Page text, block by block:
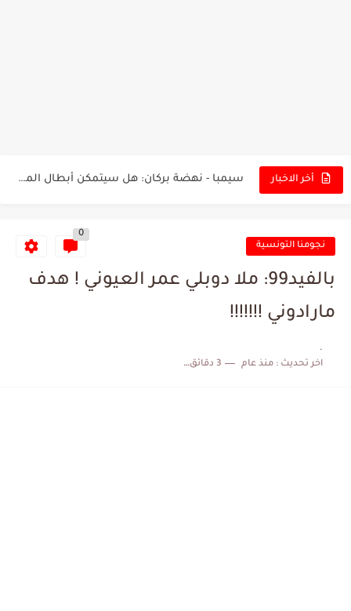
أخر الاخبار سيمبا - نهضة بركان: هل سيتمكن أبطال المغرب من الحفاظ...
البرنامج الكامل لنهائي البطولة بين الاتحاد المنستيري والنادي الإفريقي نجومنا التونسية
0
بالفيد99: ملا دوبلي عمر العيوني ! هدف
مارادوني !!!!!!!
.
اخر تحديث :منذ عام 3 دقائق للقراءة